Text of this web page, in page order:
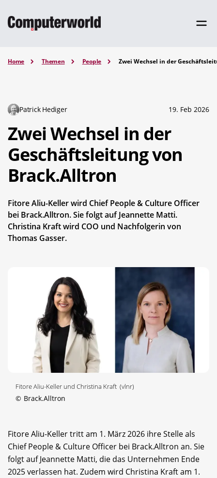
Home Themen People Zwei Wechsel in der
Patrick Hediger 19. Feb 2026
Zwei Wechsel in der
Geschäftsleitung von
Brack.Alltron
Fitore Aliu-Keller wird Chief People & Culture Officer
bei Brack.Alltron. Sie folgt auf Jeannette Matti.
Christina Kraft wird COO und Nachfolgerin von
Thomas Gasser.
Fitore Aliu-Keller und Christina Kraft (vlnr)
© Brack.Alltron
Fitore Aliu-Keller tritt am 1. März 2026 ihre Stelle als
Chief People & Culture Officer bei Brack.Alltron an. Sie
folgt auf Jeannette Matti, die das Unternehmen Ende
2025 verlassen hat. Zudem wird Christina Kraft am 1.